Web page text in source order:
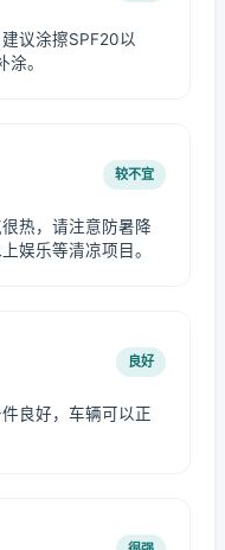
议涂擦SPF20以
。
较不宜
热，请注意防暑降
娱乐等清凉项目。
良好
良好，车辆可以正